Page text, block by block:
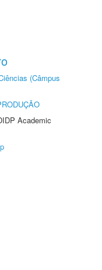
(Câmpus
Academic